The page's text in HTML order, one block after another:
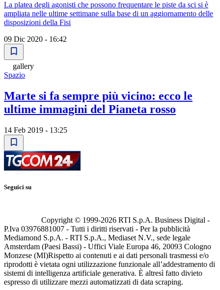
La platea degli agonisti che possono frequentare le piste da sci si è
ampliata nelle ultime settimane sulla base di un aggiornamento delle
disposizioni della Fisi
09 Dic 2020 - 16:42
gallery
Spazio
Marte si fa sempre più vicino: ecco le
ultime immagini del Pianeta rosso
14 Feb 2019 - 13:25
Seguici su
Copyright © 1999-2026 RTI S.p.A. Business Digital -
P.Iva 03976881007 - Tutti i diritti riservati - Per la pubblicità
Mediamond S.p.A. - RTI S.p.A., Mediaset N.V., sede legale
Amsterdam (Paesi Bassi) - Uffici Viale Europa 46, 20093 Cologno
Monzese (MI)Rispetto ai contenuti e ai dati personali trasmessi e/o
riprodotti è vietata ogni utilizzazione funzionale all’addestramento di
sistemi di intelligenza artificiale generativa. È altresì fatto divieto
espresso di utilizzare mezzi automatizzati di data scraping.